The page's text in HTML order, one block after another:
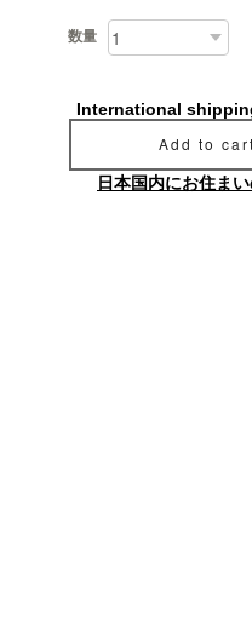
数量
International
Add to cart
日本国内にお住ま